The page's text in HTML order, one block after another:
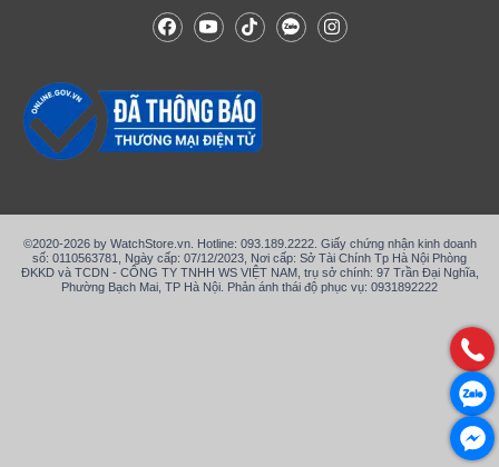
©2020-2026 by WatchStore.vn. Hotline: 093.189.2222. Giấy chứng nhận kinh doanh
số: 0110563781, Ngày cấp: 07/12/2023, Nơi cấp: Sở Tài Chính Tp Hà Nội Phòng
ĐKKD và TCDN - CÔNG TY TNHH WS VIỆT NAM, trụ sở chính: 97 Trần Đại Nghĩa,
Phường Bạch Mai, TP Hà Nội. Phản ánh thái độ phục vụ: 0931892222